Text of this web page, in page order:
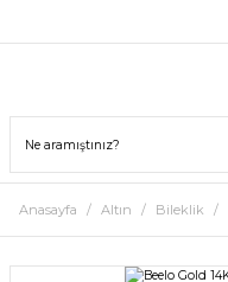
Anasayfa Altın Bileklik